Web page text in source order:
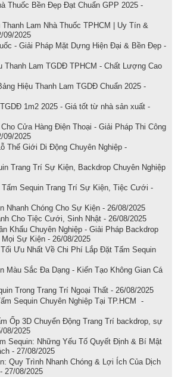
Thuốc Bền Đẹp Đạt Chuẩn GPP 2025 -
Lam Nhà Thuốc TPHCM | Uy Tín &
09/2025
- Giải Pháp Mặt Dựng Hiện Đại & Bền Đẹp -
Thanh Lam TGDĐ TPHCM - Chất Lượng Cao
Hiệu Thanh Lam TGDĐ Chuẩn 2025 -
1m2 2025 - Giá tốt từ nhà sản xuất -
Cửa Hàng Điện Thoại - Giải Pháp Thi Công
09/2025
Thế Giới Di Động Chuyên Nghiệp -
Trang Trí Sự Kiện, Backdrop Chuyên Nghiệp
Tấm Sequin Trang Trí Sự Kiện, Tiệc Cưới -
Nhanh Chóng Cho Sự Kiện - 26/08/2025
Cho Tiệc Cưới, Sinh Nhật - 26/08/2025
Khấu Chuyên Nghiệp - Giải Pháp Backdrop
Mọi Sự Kiện - 26/08/2025
Ưu Nhất Về Chi Phí Lắp Đặt Tấm Sequin
Màu Sắc Đa Dạng - Kiến Tạo Không Gian Cá
Trong Trang Trí Ngoại Thất - 26/08/2025
Sequin Chuyên Nghiệp Tại TP.HCM -
Ốp 3D Chuyển Động Trang Trí backdrop, sự
08/2025
Sequin: Những Yếu Tố Quyết Định & Bí Mật
- 27/08/2025
Quy Trình Nhanh Chóng & Lợi Ích Của Dịch
27/08/2025